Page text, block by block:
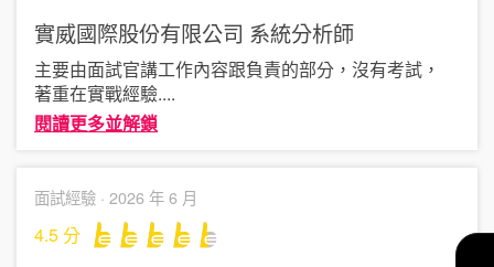
實威國際股份有限公司 系統分析師
主要由面試官講工作內容跟負責的部分，沒有考試，
著重在實戰經驗....
閱讀更多並解鎖
面試經驗 · 2026 年 6 月
4.5分